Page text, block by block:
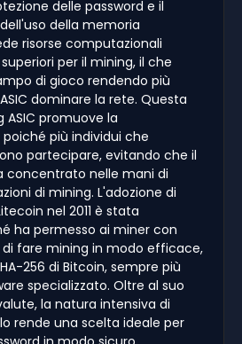
delle password e il
della memoria
risorse computazionali
per il mining, il che
di gioco rendendo più
dominare la rete. Questa
ASIC promuove la
più individui che
partecipare, evitando che il
concentrato nelle mani di
di mining. L'adozione di
nel 2011 è stata
ha permesso ai miner con
fare mining in modo efficace,
256 di Bitcoin, sempre più
specializzato. Oltre al suo
la natura intensiva di
rende una scelta ideale per